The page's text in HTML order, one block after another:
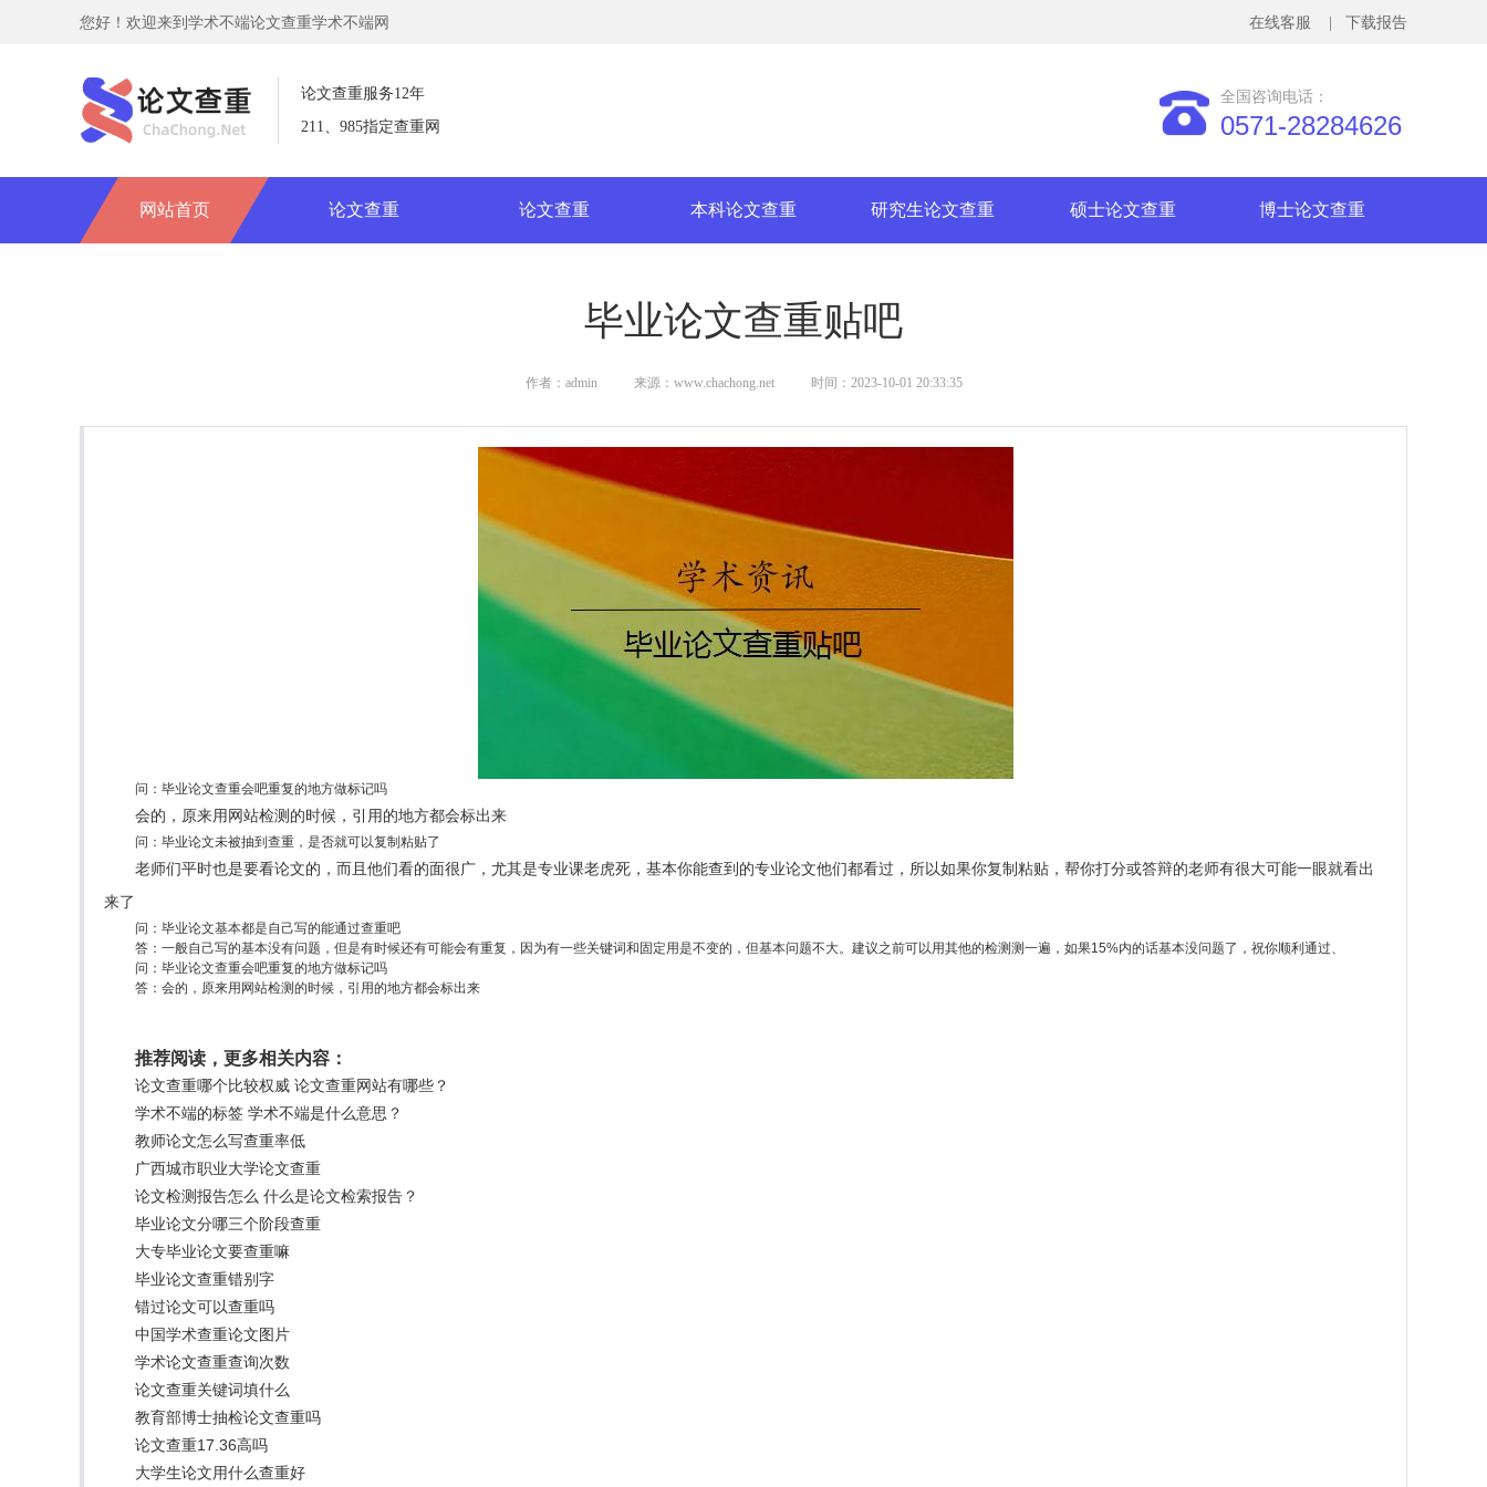
您好！欢迎来到学术不端论文查重学术不端网
网站首页 论文查重 论文查重 本科论文查重 研究生论文查重 硕士论文查重 博士论文查重
论文查重服务12年
211、985指定查重网
全国咨询电话：
0571-28284626
| 下载报告
在线客服
毕业论文查重贴吧
作者：admin 来源：www.chachong.net 时间：2023-10-01 20:33:35
问：毕业论文查重会吧重复的地方做标记吗
会的，原来用网站检测的时候，引用的地方都会标出来
问：毕业论文未被抽到查重，是否就可以复制粘贴了
老师们平时也是要看论文的，而且他们看的面很广，尤其是专业课老虎死，基本你能查到的专业论文他们都看过，所以如果你复制粘贴，帮你打分或答辩的老师有很大可能一眼就看出
来了
问：毕业论文基本都是自己写的能通过查重吧
答：一般自己写的基本没有问题，但是有时候还有可能会有重复，因为有一些关键词和固定用是不变的，但基本问题不大。建议之前可以用其他的检测测一遍，如果15%内的话基本没问题了，祝你顺利通过、
问：毕业论文查重会吧重复的地方做标记吗
答：会的，原来用网站检测的时候，引用的地方都会标出来
推荐阅读，更多相关内容：
论文查重哪个比较权威 论文查重网站有哪些？
学术不端的标签 学术不端是什么意思？
教师论文怎么写查重率低
广西城市职业大学论文查重
论文检测报告怎么 什么是论文检索报告？
毕业论文分哪三个阶段查重
大专毕业论文要查重嘛
毕业论文查重错别字
错过论文可以查重吗
中国学术查重论文图片
学术论文查重查询次数
论文查重关键词填什么
教育部博士抽检论文查重吗
论文查重17.36高吗
大学生论文用什么查重好